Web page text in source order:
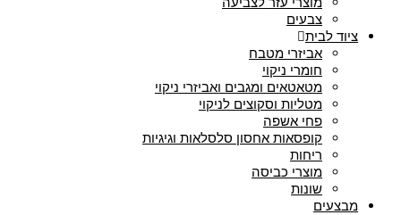
צבעים
ציוד לבית
אביזרי מטבח
חומרי ניקוי
מטאטאים ומגבים ואביזרי ניקוי
מטליות וסקוצים לניקוי
פחי אשפה
קופסאות אחסון סלסלאות וגיגיות
ריחות
מוצרי כביסה
שונות
מבצעים